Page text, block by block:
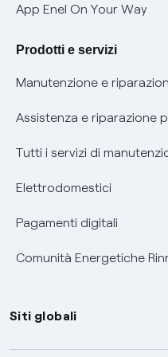
Verifica chi ti ha chiamato
Informativa RAEE
App Enel On Your Way
Prodotti e servizi
Manutenzione e
Assistenza e riparazione
Tutti i servizi di
Elettrodomestici
Pagamenti digitali
Comunità Energetiche
Siti globali